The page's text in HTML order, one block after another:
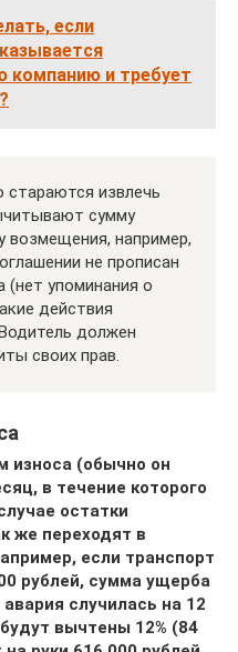
если
компанию и требует
извлечь
сумму
возмещения, например,
не прописан
(нет упоминания о
действия
должен
своих прав.
износа (обычно он
в течение которого
остатки
же переходят в
если транспорт
рублей, сумма ущерба
случилась на 12
вычтены 12% (84